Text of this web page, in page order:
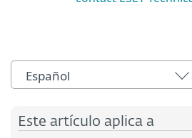
Español
Este artículo aplica a